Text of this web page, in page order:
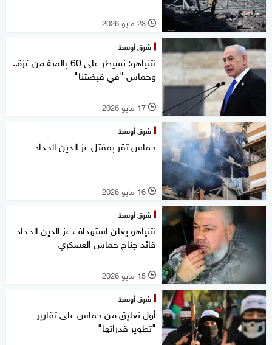
l 23 مايو 2026
شرق أوسط
نتنياهو: نسيطر على 60 بالمئة من غزة..
وحماس "في قبضتنا"
l 17 مايو 2026
شرق أوسط
حماس تقر بمقتل عز الدين الحداد
l 16 مايو 2026
شرق أوسط
نتنياهو يعلن استهداف عز الدين الحداد
قائد جناح حماس العسكري
l 15 مايو 2026
شرق أوسط
أول تعليق من حماس على تقارير
"تطوير قدراتها"